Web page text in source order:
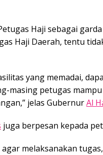
Haji sebagai
Haji Daerah, tentu
yang memadai,
masing petugas
jelas GubernurAl
juga berpesan kepada
melaksanakan